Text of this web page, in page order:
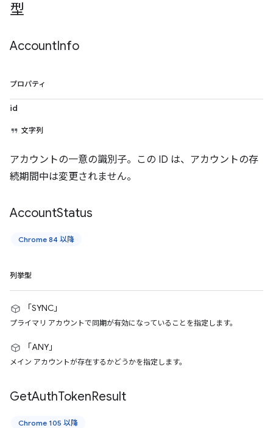
型
AccountInfo
プロパティ
id
文字列
アカウントの一意の識別子。この ID は、アカウントの存
続期間中は変更されません。
AccountStatus
Chrome 84 以降
列挙型
「SYNC」
プライマリ アカウントで同期が有効になっていることを指定します。
「ANY」
メイン アカウントが存在するかどうかを指定します。
GetAuthTokenResult
Chrome 105 以降